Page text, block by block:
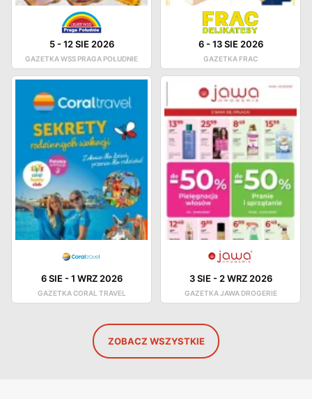
5-12 SIE 2026
GAZETKA WSS PRAGA POŁUDNIE
6-13 SIE 2026
GAZETKA FRAC
6 SIE -1 WRZ 2026
GAZETKA CORAL TRAVEL
3 SIE - 2 WRZ 2026
GAZETKA JAWA DROGERIE
ZOBACZ WSZYSTKIE